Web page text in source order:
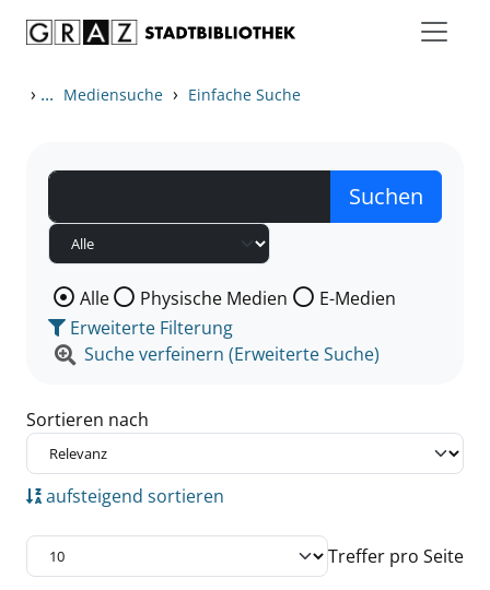
› ... Mediensuche › Einfache Suche
Wählen Sie die Medienart nach der Sie suchen wollen.
Alle Physische Medien
E-Medien
Erweiterte Filterung
Suche verfeinern (Erweiterte Suche)
Sortieren nach
aufsteigend sortieren
Treffer pro Seite